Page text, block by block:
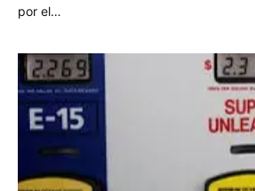
por el…